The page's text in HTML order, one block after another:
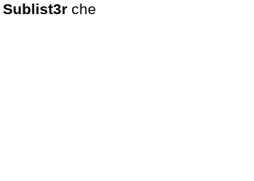
Sublist3r che